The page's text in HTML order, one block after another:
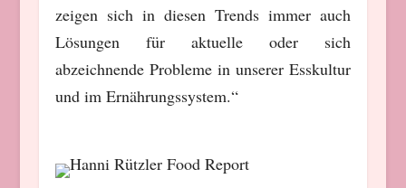
zeigen sich in diesen Trends immer auch
Lösungen für aktuelle oder sich
abzeichnende Probleme in unserer Esskultur
und im Ernährungssystem.“